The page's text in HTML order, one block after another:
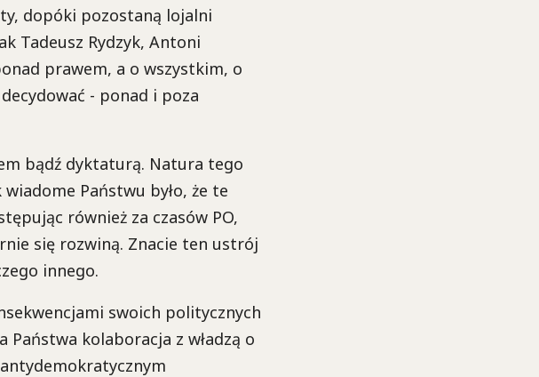
dopóki pozostaną lojalni
Tadeusz Rydzyk, Antoni
prawem, a o wszystkim, o
- ponad i poza
bądź dyktaturą. Natura tego
Państwu było, że te
również za czasów PO,
się rozwiną. Znacie ten ustrój
innego.
swoich politycznych
kolaboracja z władzą o